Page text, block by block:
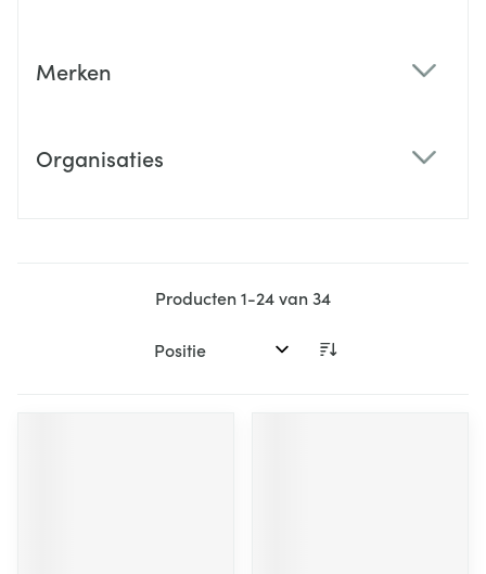
Merken
Organisaties
Producten1-24van34
Sorteer op: